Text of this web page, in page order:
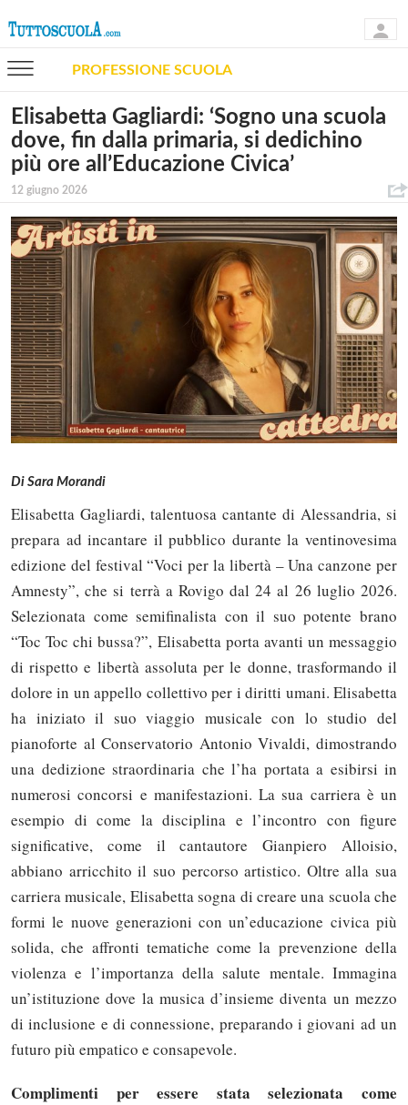
PROFESSIONE SCUOLA
Elisabetta Gagliardi: ‘Sogno una scuola
dove, fin dalla primaria, si dedichino
più ore all’Educazione Civica’
12 giugno 2026
Di Sara Morandi
Elisabetta Gagliardi, talentuosa cantante di Alessandria, si
prepara ad incantare il pubblico durante la ventinovesima
edizione del festival “Voci per la libertà – Una canzone per
Amnesty”, che si terrà a Rovigo dal 24 al 26 luglio 2026.
Selezionata come semifinalista con il suo potente brano
“Toc Toc chi bussa?”, Elisabetta porta avanti un messaggio
di rispetto e libertà assoluta per le donne, trasformando il
dolore in un appello collettivo per i diritti umani. Elisabetta
ha iniziato il suo viaggio musicale con lo studio del
pianoforte al Conservatorio Antonio Vivaldi, dimostrando
una dedizione straordinaria che l’ha portata a esibirsi in
numerosi concorsi e manifestazioni. La sua carriera è un
esempio di come la disciplina e l’incontro con figure
significative, come il cantautore Gianpiero Alloisio,
abbiano arricchito il suo percorso artistico. Oltre alla sua
carriera musicale, Elisabetta sogna di creare una scuola che
formi le nuove generazioni con un’educazione civica più
solida, che affronti tematiche come la prevenzione della
violenza e l’importanza della salute mentale. Immagina
un’istituzione dove la musica d’insieme diventa un mezzo
di inclusione e di connessione, preparando i giovani ad un
futuro più empatico e consapevole.
Complimenti per essere stata selezionata come